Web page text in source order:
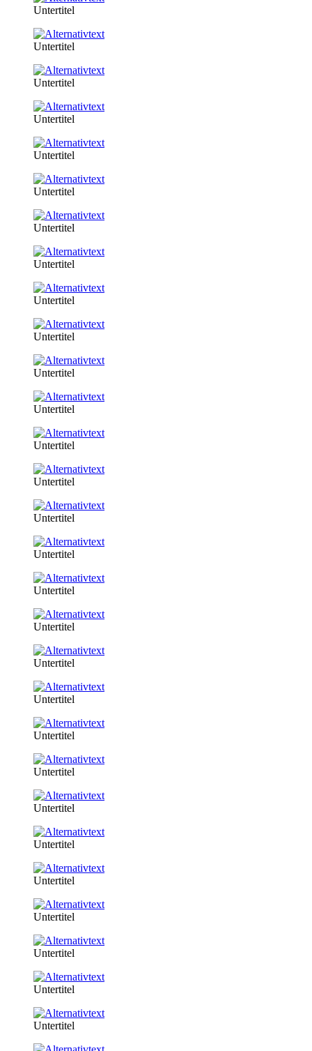
Untertitel
Untertitel
Untertitel
Untertitel
Untertitel
Untertitel
Untertitel
Untertitel
Untertitel
Untertitel
Untertitel
Untertitel
Untertitel
Untertitel
Untertitel
Untertitel
Untertitel
Untertitel
Untertitel
Untertitel
Untertitel
Untertitel
Untertitel
Untertitel
Untertitel
Untertitel
Untertitel
Untertitel
Untertitel